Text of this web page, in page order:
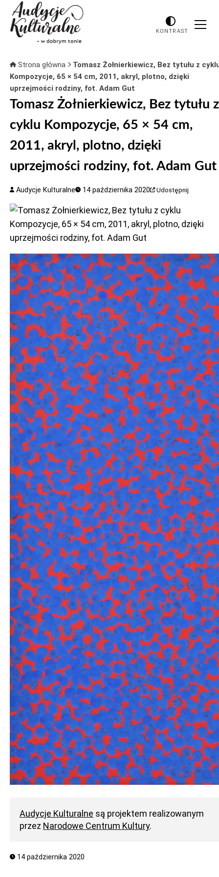
KONTRAST
Strona główna
Tomasz Żołnierkiewicz, Bez tytułu z
Kompozycje, 65 × 54 cm, 2011, akryl, plotno, dzięki
uprzejmości rodziny, fot. Adam Gut
Tomasz Żołnierkiewicz, Bez tytułu z
cyklu Kompozycje, 65 × 54 cm,
2011, akryl, plotno, dzięki
uprzejmości rodziny, fot. Adam Gut
Audycje Kulturalne 14 października 2020 Udostępnij
Audycje Kulturalne są projektem realizowanym
przez Narodowe Centrum Kultury.
14 października 2020